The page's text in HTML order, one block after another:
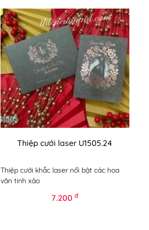
Thiệp cưới laser U1505.24
Thiệp cưới khắc laser nổi bật các hoa
văn tinh xảo
7.200đ